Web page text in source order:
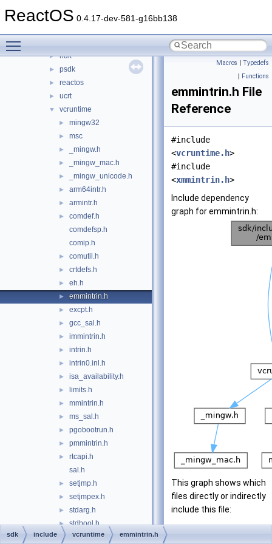
ReactOS 0.4.17-dev-581-g16bb138
► GL
► ndk
► psdk
► reactos
► ucrt
▼ vcruntime
► mingw32
► msc
► _mingw.h
► _mingw_mac.h
► _mingw_unicode.h
► arm64intr.h
► armintr.h
►
comdef.h
comdefsp.h
comip.h
► comutil.h
► crtdefs.h
► eh.h
► emmintrin.h
► excpt.h
► gcc_sal.h
► immintrin.h
► intrin.h
► intrin0.inl.h
► isa_availability.h
► limits.h
► mmintrin.h
► ms_sal.h
► pgobootrun.h
► pmmintrin.h
►
rtcapi.h
sal.h
► setjmp.h
► setjmpex.h
► stdarg.h
► stdbool.h
► stdint.h
Macros | Typedefs
| Functions
emmintrin.h File
Reference
#include
<vcruntime.h>
#include
<xmmintrin.h>
Include dependency
graph for emmintrin.h:
This graph shows which
files directly or indirectly
include this file:
sdk include vcruntime emmintrin.h